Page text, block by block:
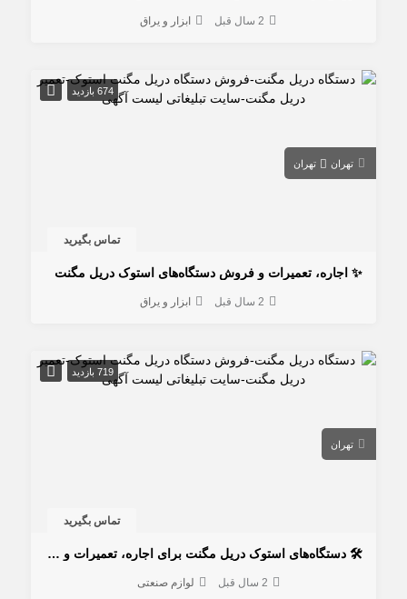
2 سال قبل ابزار و یراق
674 بازدید
تهران تهران
تماس بگیرید
✨ اجاره، تعمیرات و فروش دستگاه‌های استوک دریل مگنت
2 سال قبل ابزار و یراق
719 بازدید
تهران
تماس بگیرید
🛠️ دستگاه‌های استوک دریل مگنت برای اجاره، تعمیرات و فروش! 🛠️
2 سال قبل لوازم صنعتی